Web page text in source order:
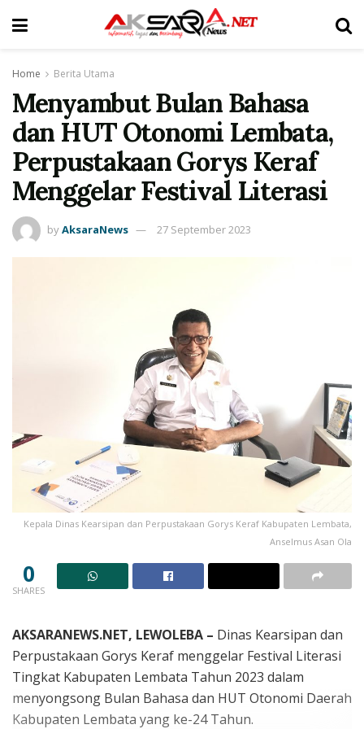
Home Berita Utama
Menyambut Bulan Bahasa
dan HUT Otonomi Lembata,
Perpustakaan Gorys Keraf
Menggelar Festival Literasi
byAksaraNews 27 September 2023
Kepala Dinas Kearsipan dan Perpustakaan Gorys Keraf Kabupaten Lembata,
Anselmus Asan Ola
0
SHARES
AKSARANEWS.NET, LEWOLEBA – Dinas Kearsipan dan
Perpustakaan Gorys Keraf menggelar Festival Literasi
Tingkat Kabupaten Lembata Tahun 2023 dalam
menyongsong Bulan Bahasa dan HUT Otonomi Daerah
Kabupaten Lembata yang ke-24 Tahun.